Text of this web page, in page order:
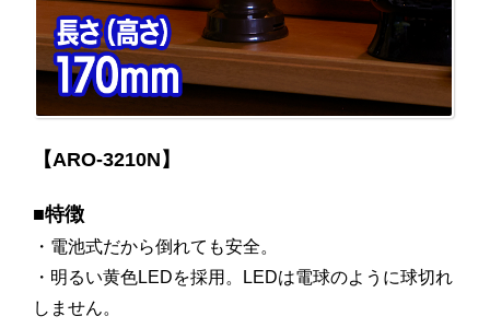
【ARO-3210N】
■特徴
・電池式だから倒れても安全。
・明るい黄色LEDを採用。LEDは電球のように球切れ
しません。